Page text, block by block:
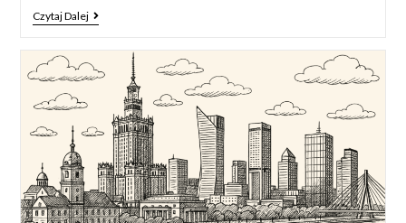
Czytaj Dalej